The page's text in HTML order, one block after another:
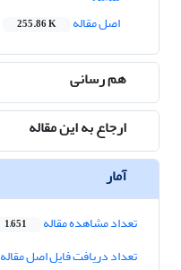
اصل مقاله
255.86 K
هم رسانی
ارجاع به این مقاله
آمار
تعداد مشاهده مقاله 1,651
تعداد دریافت فایل اصل مقاله